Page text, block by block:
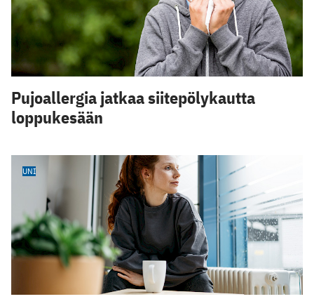
Pujoallergia jatkaa siitepölykautta
loppukesään
UNI